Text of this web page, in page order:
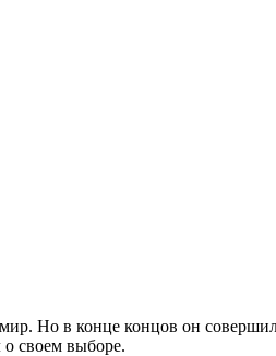
Но в конце концов он
своем выборе.